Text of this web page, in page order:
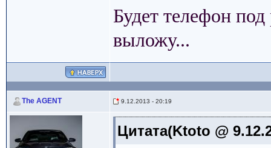
Будет телефон
выложу...
The AGENT 9.12.2013 - 20:19
Цитата(Ktoto @